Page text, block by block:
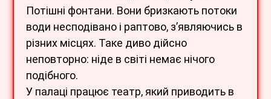
Потішні фонтани. Вони бризкають потоки
води несподівано і раптово, з’являючись в
різних місцях. Таке диво дійсно
неповторно: ніде в світі немає нічого
подібного.
У палаці працює театр, який приводить в